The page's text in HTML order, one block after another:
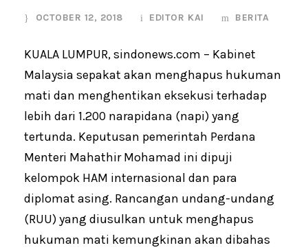
OCTOBER 12, 2018 EDITOR KAI BERITA
KUALA LUMPUR, sindonews.com – Kabinet
Malaysia sepakat akan menghapus hukuman
mati dan menghentikan eksekusi terhadap
lebih dari 1.200 narapidana (napi) yang
tertunda. Keputusan pemerintah Perdana
Menteri Mahathir Mohamad ini dipuji
kelompok HAM internasional dan para
diplomat asing. Rancangan undang-undang
(RUU) yang diusulkan untuk menghapus
hukuman mati kemungkinan akan dibahas